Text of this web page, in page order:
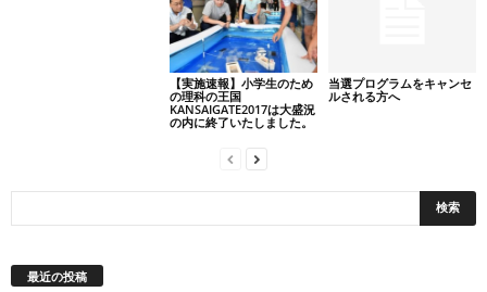
【実施速報】小学生のため
の理科の王国
KANSAIGATE2017は大盛況
の内に終了いたしました。
当選プログラムをキャンセ
ルされる方へ
最近の投稿